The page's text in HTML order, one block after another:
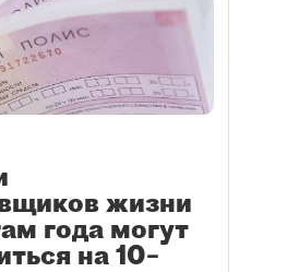
жизни
года могут
на 10–